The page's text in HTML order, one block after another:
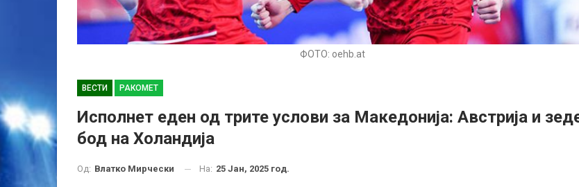
ФОТО: oehb.at
ВЕСТИ РАКОМЕТ
Исполнет еден од трите услови за Македонија: Австрија и
бод на Холандија
Од: Влатко Мирчески На: 25 Јан, 2025 год.